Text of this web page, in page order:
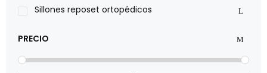
Sillones reposet ortopédicos
PRECIO